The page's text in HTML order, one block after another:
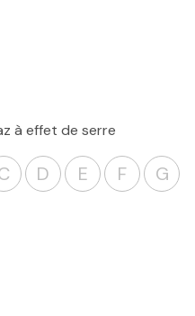
à effet de serre
D E F G